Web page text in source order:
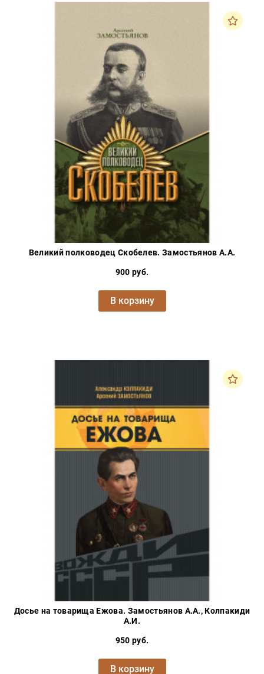
Великий полководец Скобелев. Замостьянов А.А.
900 руб.
В корзину
Досье на товарища Ежова. Замостьянов А.А., Колпакиди
А.И.
950 руб.
В корзину